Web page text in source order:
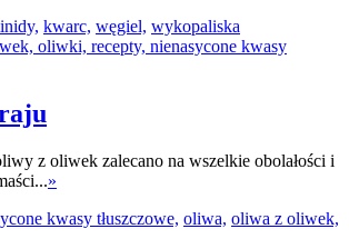
kwarc, węgiel, wykopaliska
z oliwek zalecano na wszelkie obolałości i
»
kwasy tłuszczowe, oliwa, oliwa z oliwek,